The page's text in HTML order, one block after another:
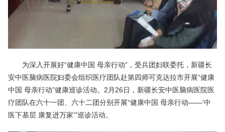
为深入开展好“健康中国 母亲行动”，受兵团妇联委托，新疆长
安中医脑病医院妇委会组织医疗团队赴第四师可克达拉市开展“健康
中国 母亲行动”健康巡诊活动。2月26日，新疆长安中医脑病医院医
疗团队在六十一团、六十二团分别开展“健康中国 母亲行动——‘中
医下基层 康复进万家’”巡诊活动。